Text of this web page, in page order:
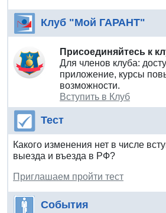
Клуб "Мой ГАРАНТ"
Присоединяйтесь к
Для членов клуба:
приложение, курсы
возможности.
Вступить в Клуб
Тест
Какого изменения нет в числе
выезда и въезда в РФ?
Приглашаем пройти тест
События